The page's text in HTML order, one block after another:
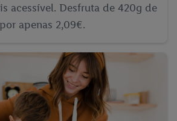
acessível. Desfruta de 420g de
apenas 2,09€.